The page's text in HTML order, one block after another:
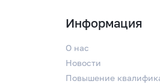
Информация
О нас
Новости
Повышение